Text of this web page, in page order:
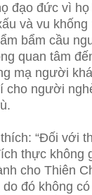
đạo đức vì
và vu
bẩm cầu
quan tâm
mạ người
cho người
“Đối với
thực không
cho Thiên
do đó không